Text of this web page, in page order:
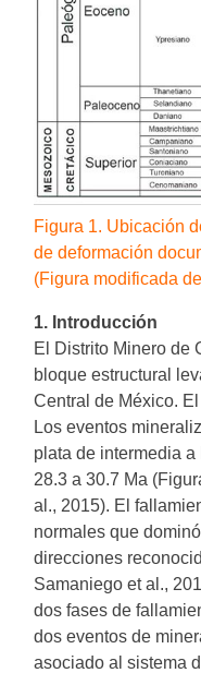
Figura 1. Ubicación
de deformación
(Figura modificada
1. Introducción
El Distrito Minero de
bloque estructural
Central de México.
Los eventos
plata de intermedia
28.3 a 30.7 Ma
al., 2015). El
normales que
direcciones
Samaniego et al.,
dos fases de
dos eventos de
asociado al sistema